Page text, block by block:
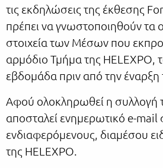
τις εκδηλώσεις της έκθεσης
πρέπει να γνωστοποιηθούν τα
στοιχεία των Μέσων που
αρμόδιο Τμήμα της HELEXPO,
εβδομάδα πριν από την έναρξη
Αφού ολοκληρωθεί η συλλογή
αποσταλεί ενημερωτικό e-mail
ενδιαφερόμενους, διαμέσου
της HELEXPO.